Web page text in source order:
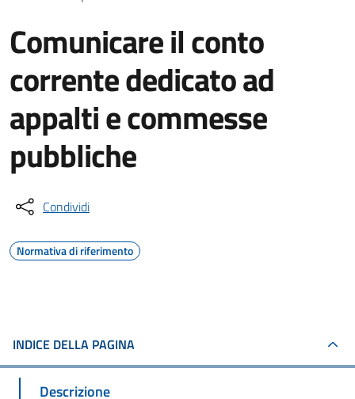
Comunicare il conto
corrente dedicato ad
appalti e commesse
pubbliche
Condividi
Normativa di riferimento
INDICE DELLA PAGINA
Descrizione